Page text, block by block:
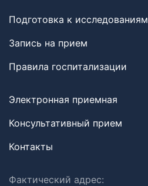
Подготовка к исследованиям
Запись на прием
Правила госпитализации
Электронная приемная
Консультативный прием
Контакты
Фактический адрес: